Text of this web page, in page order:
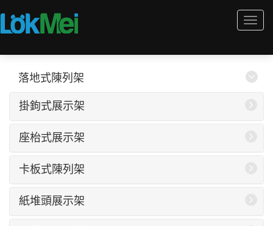
落地式陳列架
掛鉤式展示架
座枱式展示架
卡板式陳列架
紙堆頭展示架